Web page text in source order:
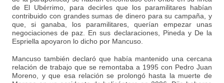
de El Ubérrimo, para decirles que los paramilitares habían
contribuido con grandes sumas de dinero para su campaña, y
que, si ganaba, los paramilitares, querían empezar unas
negociaciones de paz. En sus declaraciones, Pineda y De la
Espriella apoyaron lo dicho por Mancuso.
Mancuso también declaró que había mantenido una cercana
relación de trabajo que se remontaba a 1995 con Pedro Juan
Moreno, y que esa relación se prolongó hasta la muerte de